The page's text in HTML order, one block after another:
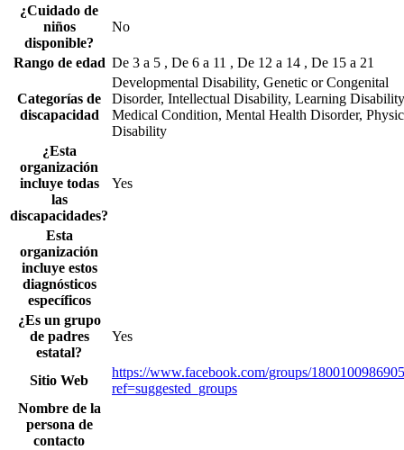
¿Cuidado de
niños
disponible?
No
Rango de edad De 3 a 5 , De 6 a 11 , De 12 a 14 , De 15 a 21
Categorías de
discapacidad
Developmental Disability, Genetic or Congenital
Disorder, Intellectual Disability, Learning
Medical Condition, Mental Health Disorder,
Disability
¿Esta
organización
incluye todas
las
discapacidades?
Yes
Esta
organización
incluye estos
diagnósticos
específicos
¿Es un grupo
de padres
estatal?
Yes
Sitio Web
https://www.facebook.com/groups/
ref=suggested_groups
Nombre de la
persona de
contacto